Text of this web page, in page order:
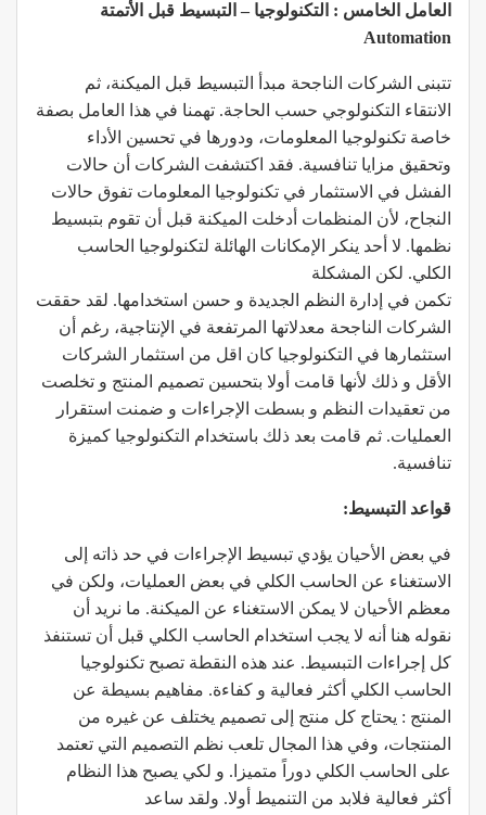
العامل الخامس : التكنولوجيا – التبسيط قبل الأتمتة
Automation
تتبنى الشركات الناجحة مبدأ التبسيط قبل الميكنة، ثم
الانتقاء التكنولوجي حسب الحاجة. تهمنا في هذا العامل بصفة
خاصة تكنولوجيا المعلومات، ودورها في تحسين الأداء
وتحقيق مزايا تنافسية. فقد اكتشفت الشركات أن حالات
الفشل في الاستثمار في تكنولوجيا المعلومات تفوق حالات
النجاح، لأن المنظمات أدخلت الميكنة قبل أن تقوم بتبسيط
نظمها. لا أحد ينكر الإمكانات الهائلة لتكنولوجيا الحاسب
الكلي. لكن المشكلة
تكمن في إدارة النظم الجديدة و حسن استخدامها. لقد حققت
الشركات الناجحة معدلاتها المرتفعة في الإنتاجية، رغم أن
استثمارها في التكنولوجيا كان اقل من استثمار الشركات
الأقل و ذلك لأنها قامت أولا بتحسين تصميم المنتج و تخلصت
من تعقيدات النظم و بسطت الإجراءات و ضمنت استقرار
العمليات. ثم قامت بعد ذلك باستخدام التكنولوجيا كميزة
تنافسية.
قواعد التبسيط:
في بعض الأحيان يؤدي تبسيط الإجراءات في حد ذاته إلى
الاستغناء عن الحاسب الكلي في بعض العمليات، ولكن في
معظم الأحيان لا يمكن الاستغناء عن الميكنة. ما نريد أن
نقوله هنا أنه لا يجب استخدام الحاسب الكلي قبل أن تستنفذ
كل إجراءات التبسيط. عند هذه النقطة تصبح تكنولوجيا
الحاسب الكلي أكثر فعالية و كفاءة. مفاهيم بسيطة عن
المنتج : يحتاج كل منتج إلى تصميم يختلف عن غيره من
المنتجات، وفي هذا المجال تلعب نظم التصميم التي تعتمد
على الحاسب الكلي دوراً متميزا. و لكي يصبح هذا النظام
أكثر فعالية فلابد من التنميط أولا. ولقد ساعد